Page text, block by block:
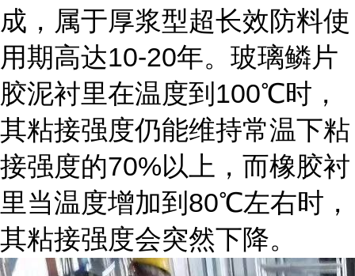
成，属于厚浆型超长效防料使
用期高达10-20年。玻璃鳞片
胶泥衬里在温度到 100℃时，
其粘接强度仍能维持常温下粘
接强度的70%以上，而橡胶衬
里当温度增加到 80℃左右时，
其粘接强度会突然下降。